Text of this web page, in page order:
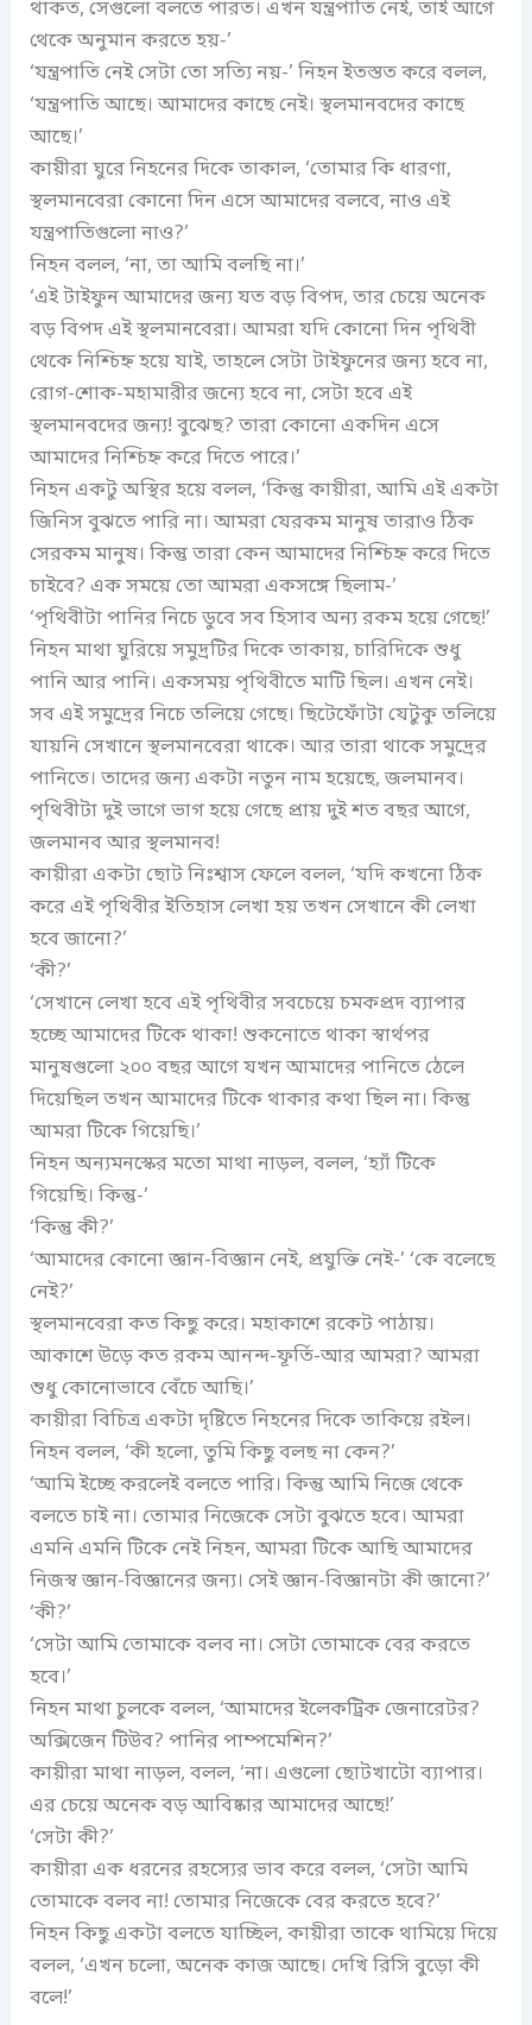
থাকত, সেগুলো বলতে পারত। এখন যন্ত্রপাতি নেই, তাই আগে
থেকে অনুমান করতে হয়-’
‘যন্ত্রপাতি নেই সেটা তো সত্যি নয়-’ নিহন ইতস্তত করে বলল,
‘যন্ত্রপাতি আছে। আমাদের কাছে নেই। স্থলমানবদের কাছে
আছে।’
কায়ীরা ঘুরে নিহনের দিকে তাকাল, ‘তোমার কি ধারণা,
স্থলমানবেরা কোনো দিন এসে আমাদের বলবে, নাও এই
যন্ত্রপাতিগুলো নাও?’
নিহন বলল, ‘না, তা আমি বলছি না।’
‘এই টাইফুন আমাদের জন্য যত বড় বিপদ, তার চেয়ে অনেক
বড় বিপদ এই স্থলমানবেরা। আমরা যদি কোনো দিন পৃথিবী
থেকে নিশ্চিহ্ন হয়ে যাই, তাহলে সেটা টাইফুনের জন্য হবে না,
রোগ-শোক-মহামারীর জন্যে হবে না, সেটা হবে এই
স্থলমানবদের জন্য! বুঝেছ? তারা কোনো একদিন এসে
আমাদের নিশ্চিহ্ন করে দিতে পারে।’
নিহন একটু অস্থির হয়ে বলল, ‘কিন্তু কায়ীরা, আমি এই একটা
জিনিস বুঝতে পারি না। আমরা যেরকম মানুষ তারাও ঠিক
সেরকম মানুষ। কিন্তু তারা কেন আমাদের নিশ্চিহ্ন করে দিতে
চাইবে? এক সময়ে তো আমরা একসঙ্গে ছিলাম-’
‘পৃথিবীটা পানির নিচে ডুবে সব হিসাব অন্য রকম হয়ে গেছে!’
নিহন মাথা ঘুরিয়ে সমুদ্রটির দিকে তাকায়, চারিদিকে শুধু
পানি আর পানি। একসময় পৃথিবীতে মাটি ছিল। এখন নেই।
সব এই সমুদ্রের নিচে তলিয়ে গেছে। ছিটেফোঁটা যেটুকু তলিয়ে
যায়নি সেখানে স্থলমানবেরা থাকে। আর তারা থাকে সমুদ্রের
পানিতে। তাদের জন্য একটা নতুন নাম হয়েছে, জলমানব।
পৃথিবীটা দুই ভাগে ভাগ হয়ে গেছে প্রায় দুই শত বছর আগে,
জলমানব আর স্থলমানব!
কায়ীরা একটা ছোট নিঃশ্বাস ফেলে বলল, ‘যদি কখনো ঠিক
করে এই পৃথিবীর ইতিহাস লেখা হয় তখন সেখানে কী লেখা
হবে জানো?’
‘কী?’
‘সেখানে লেখা হবে এই পৃথিবীর সবচেয়ে চমকপ্রদ ব্যাপার
হচ্ছে আমাদের টিকে থাকা! শুকনোতে থাকা স্বার্থপর
মানুষগুলো ২০০ বছর আগে যখন আমাদের পানিতে ঠেলে
দিয়েছিল তখন আমাদের টিকে থাকার কথা ছিল না। কিন্তু
আমরা টিকে গিয়েছি।’
নিহন অন্যমনস্কের মতো মাথা নাড়ল, বলল, ‘হ্যাঁ টিকে
গিয়েছি। কিন্তু-’
‘কিন্তু কী?’
‘আমাদের কোনো জ্ঞান-বিজ্ঞান নেই, প্রযুক্তি নেই-’ ‘কে বলেছে
নেই?’
স্থলমানবেরা কত কিছু করে। মহাকাশে রকেট পাঠায়।
আকাশে উড়ে কত রকম আনন্দ-ফূর্তি-আর আমরা? আমরা
শুধু কোনোভাবে বেঁচে আছি।’
কায়ীরা বিচিত্র একটা দৃষ্টিতে নিহনের দিকে তাকিয়ে রইল।
নিহন বলল, ‘কী হলো, তুমি কিছু বলছ না কেন?’
‘আমি ইচ্ছে করলেই বলতে পারি। কিন্তু আমি নিজে থেকে
বলতে চাই না। তোমার নিজেকে সেটা বুঝতে হবে। আমরা
এমনি এমনি টিকে নেই নিহন, আমরা টিকে আছি আমাদের
নিজস্ব জ্ঞান-বিজ্ঞানের জন্য। সেই জ্ঞান-বিজ্ঞানটা কী জানো?’
‘কী?’
‘সেটা আমি তোমাকে বলব না। সেটা তোমাকে বের করতে
হবে।’
নিহন মাথা চুলকে বলল, ‘আমাদের ইলেকট্রিক জেনারেটর?
অক্সিজেন টিউব? পানির পাম্পমেশিন?’
কায়ীরা মাথা নাড়ল, বলল, ‘না। এগুলো ছোটখাটো ব্যাপার।
এর চেয়ে অনেক বড় আবিষ্কার আমাদের আছে!’
‘সেটা কী?’
কায়ীরা এক ধরনের রহস্যের ভাব করে বলল, ‘সেটা আমি
তোমাকে বলব না! তোমার নিজেকে বের করতে হবে?’
নিহন কিছু একটা বলতে যাচ্ছিল, কায়ীরা তাকে থামিয়ে দিয়ে
বলল, ‘এখন চলো, অনেক কাজ আছে। দেখি রিসি বুড়ো কী
বলে!’